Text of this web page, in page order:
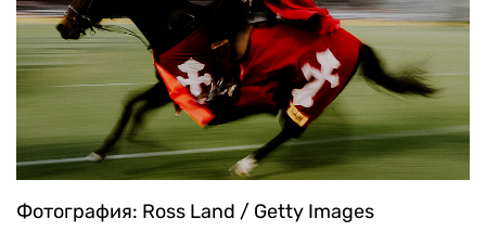
Фотография: Ross Land / Getty Images